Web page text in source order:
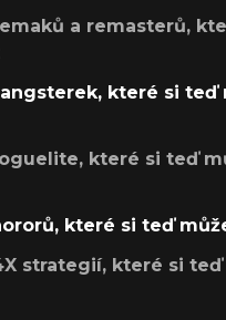
a remasterů,
které si teď
které si teď
které si teď
strategií, které si